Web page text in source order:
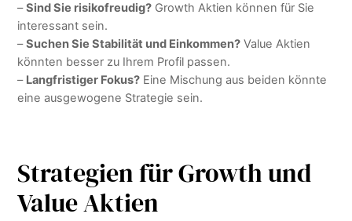
–Sind Sie risikofreudig? Growth Aktien können für Sie
interessant sein.
–Suchen Sie Stabilität und Einkommen? Value Aktien
könnten besser zu Ihrem Profil passen.
– Langfristiger Fokus? Eine Mischung aus beiden könnte
eine ausgewogene Strategie sein.
Strategien für Growth und
Value Aktien